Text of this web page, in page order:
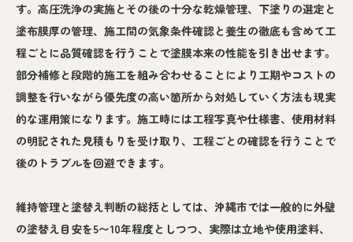
す。高圧洗浄の実施とその後の十分な乾燥管理、下塗りの選定と
塗布膜厚の管理、施工間の気象条件確認と養生の徹底も含めて工
程ごとに品質確認を行うことで塗膜本来の性能を引き出せます。
部分補修と段階的施工を組み合わせることにより工期やコストの
調整を行いながら優先度の高い箇所から対処していく方法も現実
的な運用策になります。施工時には工程写真や仕様書、使用材料
の明記された見積もりを受け取り、工程ごとの確認を行うことで
後のトラブルを回避できます。
維持管理と塗替え判断の総括としては、沖縄市では一般的に外壁
の塗替え目安を5〜10年程度としつつ、実際は立地や使用塗料、